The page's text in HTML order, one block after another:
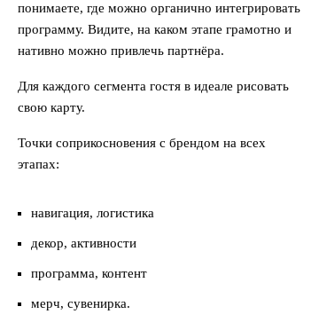
понимаете, где можно органично интегрировать
программу. Видите, на каком этапе грамотно и
нативно можно привлечь партнёра.
Для каждого сегмента гостя в идеале рисовать
свою карту.
Точки соприкосновения с брендом на всех
этапах:
навигация, логистика
декор, активности
программа, контент
мерч, сувенирка.